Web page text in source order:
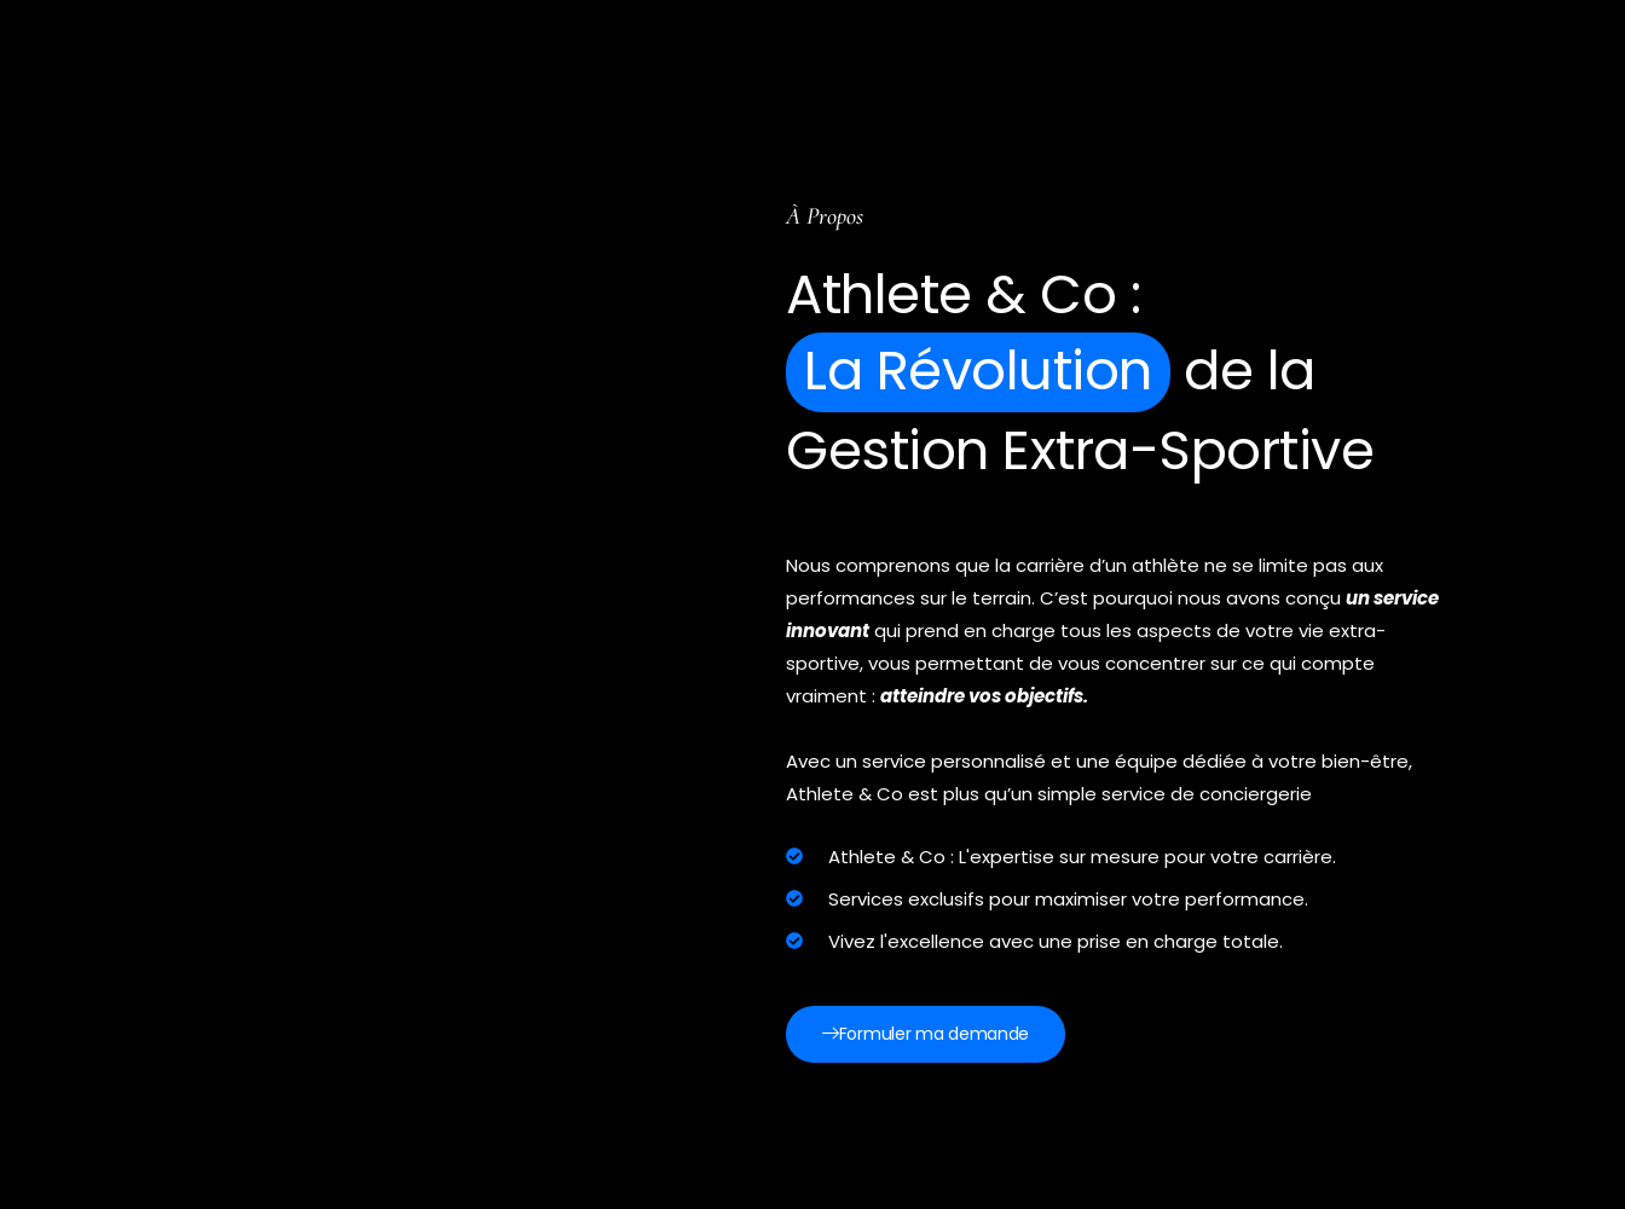
À Propos
Athlete & Co :
La Révolution de la
Gestion Extra-Sportive
Nous comprenons que la carrière d’un athlète ne se limite pas aux
performances sur le terrain. C’est pourquoi nous avons conçuun service
innovantqui prend en charge tous les aspects de votre vie extra-
sportive, vous permettant de vous concentrer sur ce qui compte
vraiment : atteindre vos objectifs.
Avec un service personnalisé et une équipe dédiée à votre bien-être,
Athlete & Co est plus qu’un simple service de conciergerie
Athlete & Co : L'expertise sur mesure pour votre carrière.
Services exclusifs pour maximiser votre performance.
Vivez l'excellence avec une prise en charge totale.
Formuler ma demande